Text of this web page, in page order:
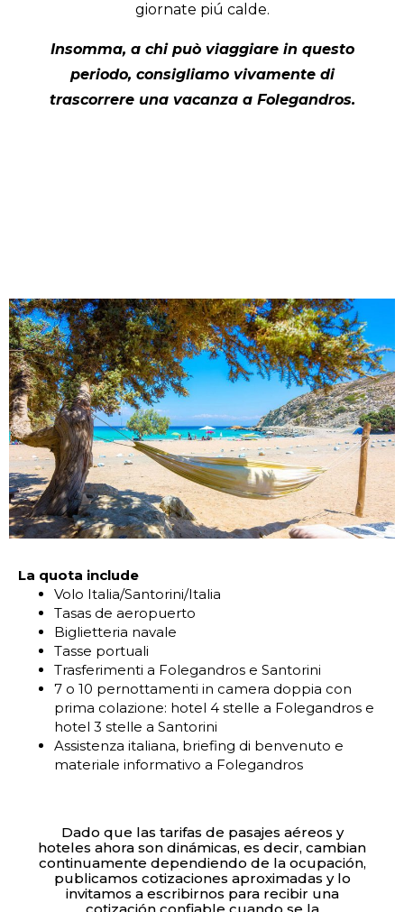
giornate piú calde.
Insomma, a chi può viaggiare in questo
periodo, consigliamo vivamente di
trascorrere una vacanza a Folegandros.
La quota include
Volo Italia/Santorini/Italia
Tasas de aeropuerto
Biglietteria navale
Tasse portuali
Trasferimenti a Folegandros e Santorini
7 o 10 pernottamenti in camera doppia con
prima colazione: hotel 4 stelle a Folegandros e
hotel 3 stelle a Santorini
Assistenza italiana, briefing di benvenuto e
materiale informativo a Folegandros
Dado que las tarifas de pasajes aéreos y
hoteles ahora son dinámicas, es decir, cambian
continuamente dependiendo de la ocupación,
publicamos cotizaciones aproximadas y lo
invitamos a escribirnos para recibir una